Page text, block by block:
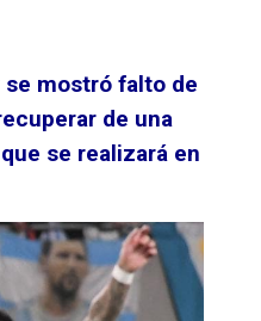
se mostró falto de
de una
se realizará en